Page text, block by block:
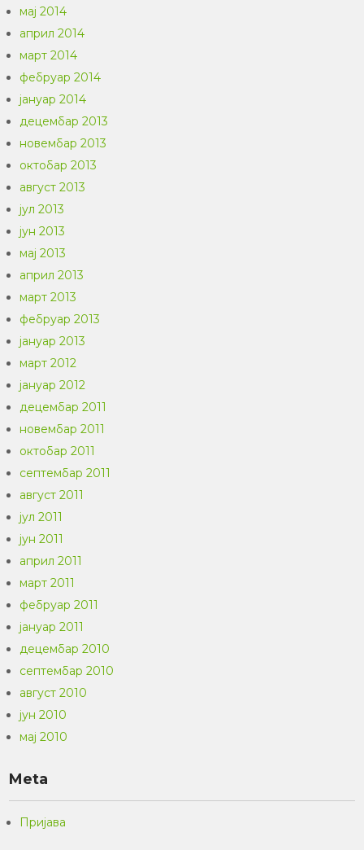
мај 2014
април 2014
март 2014
фебруар 2014
јануар 2014
децембар 2013
новембар 2013
октобар 2013
август 2013
јул 2013
јун 2013
мај 2013
април 2013
март 2013
фебруар 2013
јануар 2013
март 2012
јануар 2012
децембар 2011
новембар 2011
октобар 2011
септембар 2011
август 2011
јул 2011
јун 2011
април 2011
март 2011
фебруар 2011
јануар 2011
децембар 2010
септембар 2010
август 2010
јун 2010
мај 2010
Meta
Пријава